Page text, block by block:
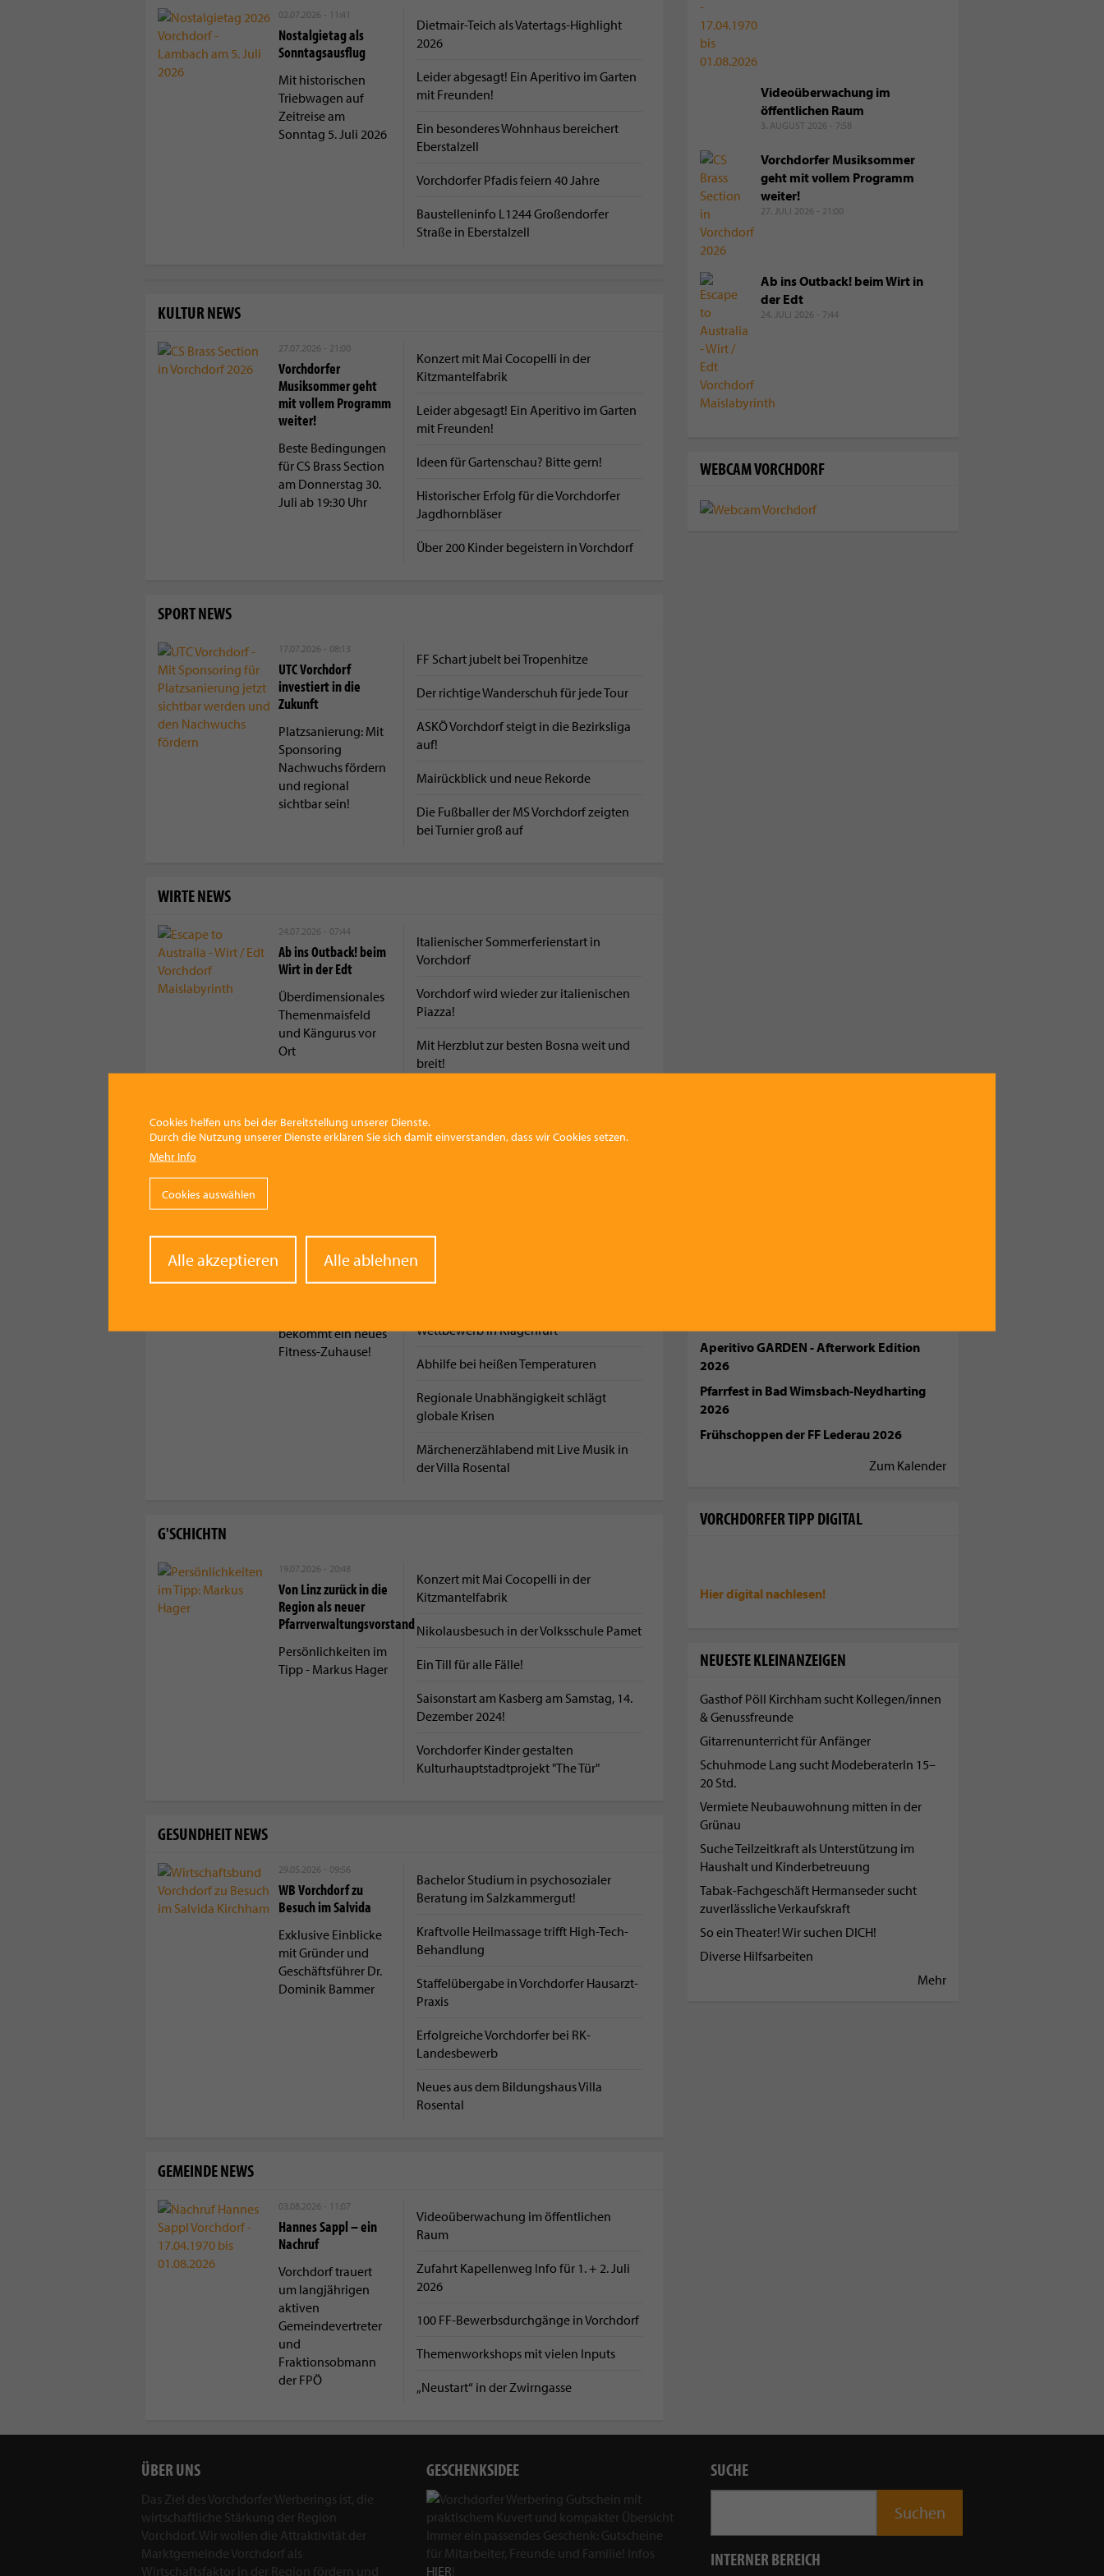
02.07.2026 - 11:41
Nostalgietag als
Sonntagsausflug
Mit historischen
Triebwagen auf
Zeitreise am
Sonntag 5. Juli 2026
Dietmair-Teich als Vatertags-Highlight
2026
Leider abgesagt! Ein Aperitivo im Garten
mit Freunden!
Ein besonderes Wohnhaus bereichert
Eberstalzell
Vorchdorfer Pfadis feiern 40 Jahre
Baustelleninfo L1244 Großendorfer
Straße in Eberstalzell
KULTUR NEWS
27.07.2026 - 21:00
Vorchdorfer
Musiksommer geht
mit vollem Programm
weiter!
Beste Bedingungen
für CS Brass Section
am Donnerstag 30.
Juli ab 19:30 Uhr
Konzert mit Mai Cocopelli in der
Kitzmantelfabrik
Leider abgesagt! Ein Aperitivo im Garten
mit Freunden!
Ideen für Gartenschau? Bitte gern!
Historischer Erfolg für die Vorchdorfer
Jagdhornbläser
Über 200 Kinder begeistern in Vorchdorf
SPORT NEWS
17.07.2026 - 08:13
UTC Vorchdorf
investiert in die
Zukunft
Platzsanierung: Mit
Sponsoring
Nachwuchs fördern
und regional
sichtbar sein!
FF Schart jubelt bei Tropenhitze
Der richtige Wanderschuh für jede Tour
ASKÖ Vorchdorf steigt in die Bezirksliga
auf!
Mairückblick und neue Rekorde
Die Fußballer der MS Vorchdorf zeigten
bei Turnier groß auf
WIRTE NEWS
24.07.2026 - 07:44
Ab ins Outback! beim
Wirt in der Edt
Überdimensionales
Themenmaisfeld
und Kängurus vor
Ort
Italienischer Sommerferienstart in
Vorchdorf
Vorchdorf wird wieder zur italienischen
Piazza!
Mit Herzblut zur besten Bosna weit und
breit!
ab sofort mit Jo's Restaurant
WIRTSCHAFT NEWS
MYGYM PRIME öffnet
im September!
bekommt ein neues
Fitness-Zuhause!
Neuer Verkaufsraum und erster
Blumenautomat
Wettbewerb in Klagenfurt
Abhilfe bei heißen Temperaturen
Regionale Unabhängigkeit schlägt
globale Krisen
Märchenerzählabend mit Live Musik in
der Villa Rosental
G'SCHICHTN
19.07.2026 - 20:48
Von Linz zurück in die
Region als neuer
Pfarrverwaltungsvorstand
Persönlichkeiten im
Tipp - Markus Hager
Konzert mit Mai Cocopelli in der
Kitzmantelfabrik
Nikolausbesuch in der Volksschule Pamet
Ein Till für alle Fälle!
Saisonstart am Kasberg am Samstag, 14.
Dezember 2024!
Vorchdorfer Kinder gestalten
Kulturhauptstadtprojekt "The Tür"
GESUNDHEIT NEWS
29.05.2026 - 09:56
WB Vorchdorf zu
Besuch im Salvida
Exklusive Einblicke
mit Gründer und
Geschäftsführer Dr.
Dominik Bammer
Bachelor Studium in psychosozialer
Beratung im Salzkammergut!
Kraftvolle Heilmassage trifft High-Tech-
Behandlung
Staffelübergabe in Vorchdorfer Hausarzt-
Praxis
Erfolgreiche Vorchdorfer bei RK-
Landesbewerb
Neues aus dem Bildungshaus Villa
Rosental
GEMEINDE NEWS
03.08.2026 - 11:07
Hannes Sappl – ein
Nachruf
Vorchdorf trauert
um langjährigen
aktiven
Gemeindevertreter
und
Fraktionsobmann
der FPÖ
Videoüberwachung im öffentlichen
Raum
Zufahrt Kapellenweg Info für 1. + 2. Juli
2026
100 FF-Bewerbsdurchgänge in Vorchdorf
Themenworkshops mit vielen Inputs
„Neustart“ in der Zwirngasse
Videoüberwachung im
öffentlichen Raum
3. AUGUST 2026 - 7:58
Vorchdorfer Musiksommer
geht mit vollem Programm
weiter!
27. JULI 2026 - 21:00
Ab ins Outback! beim Wirt in
der Edt
24. JULI 2026 - 7:44
WEBCAM VORCHDORF
Aperitivo GARDEN - Afterwork Edition
2026
Pfarrfest in Bad Wimsbach-Neydharting
2026
Frühschoppen der FF Lederau 2026
Zum Kalender
VORCHDORFER TIPP DIGITAL
Hier digital nachlesen!
NEUESTE KLEINANZEIGEN
Gasthof Pöll Kirchham sucht Kollegen/innen
& Genussfreunde
Gitarrenunterricht für Anfänger
Schuhmode Lang sucht ModeberaterIn 15–
20 Std.
Vermiete Neubauwohnung mitten in der
Grünau
Suche Teilzeitkraft als Unterstützung im
Haushalt und Kinderbetreuung
Tabak-Fachgeschäft Hermanseder sucht
zuverlässliche Verkaufskraft
So ein Theater! Wir suchen DICH!
Diverse Hilfsarbeiten
Mehr
ÜBER UNS
Das Ziel des Vorchdorfer Werberings ist, die
wirtschaftliche Stärkung der Region
Vorchdorf. Wir wollen die Attraktivität der
Marktgemeinde Vorchdorf als
Wirtschaftsfaktor in der Region fördern und
GESCHENKSIDEE
Immer ein passendes Geschenk: Gutscheine
für Mitarbeiter, Freunde und Familie! Infos
HIER!
SUCHE
INTERNER BEREICH
Cookies helfen uns bei der Bereitstellung unserer Dienste.
Durch die Nutzung unserer Dienste erklären Sie sich damit einverstanden, dass wir Cookies setzen.
Mehr Info
Cookies auswählen
Alle akzeptieren
Withdraw
Alle ablehnen